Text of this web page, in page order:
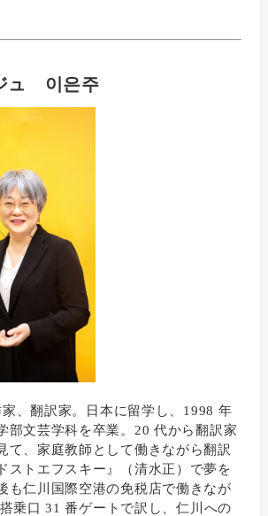
ュ
이은주
、翻訳家。日本に留学し、1998 年
部文芸学科を卒業。20 代から翻訳家
て、家庭教師として働きながら翻訳
ストエフスキー』（清水正）で夢を
も仁川国際空港の免税店で働きなが
乗口 31 番ゲートで訳し、仁川への